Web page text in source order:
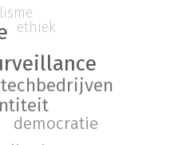
techbedrijven
democratie
ethiek